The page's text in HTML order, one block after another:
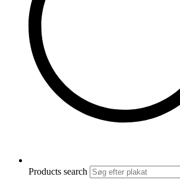
Products search